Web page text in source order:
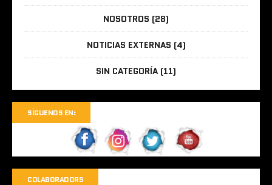
NOSOTROS (28)
NOTICIAS EXTERNAS (4)
SIN CATEGORÍA (11)
SÍGUENOS EN:
COLABORADORS